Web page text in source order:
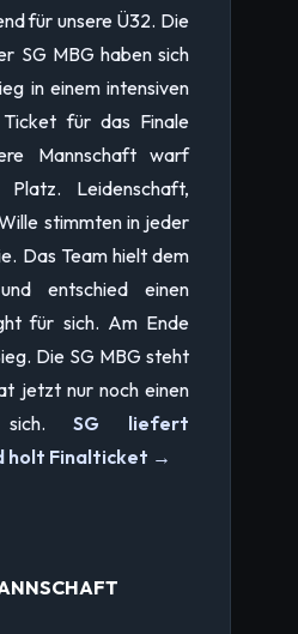
für unsere Ü32. Die
SG MBG haben sich
in einem intensiven
Ticket für das Finale
Mannschaft warf
Leidenschaft,
stimmten in jeder
Das Team hielt dem
entschied einen
für sich. Am Ende
Die SG MBG steht
jetzt nur noch einen
sich.SG liefert
holt Finalticket →